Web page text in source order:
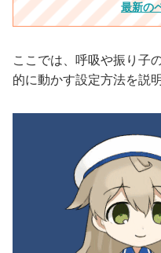
最新の
ここでは、呼吸や振り子
的に動かす設定方法を説